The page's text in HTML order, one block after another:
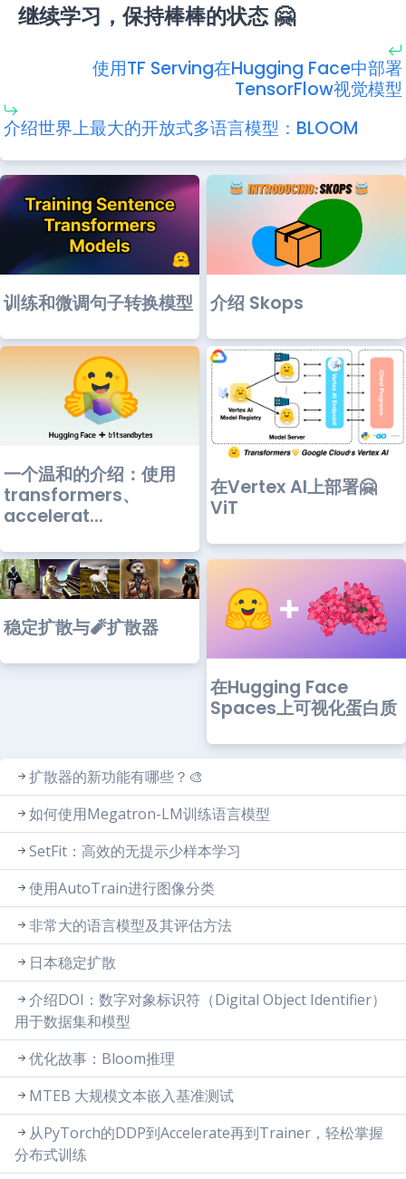
继续学习，保持棒棒的状态 🤗
使用TF Serving在Hugging Face中部署
TensorFlow视觉模型
介绍世界上最大的开放式多语言模型：BLOOM
训练和微调句子转换模型 介绍 Skops
一个温和的介绍：使用
transformers、
accelerat...
在Vertex AI上部署🤗
ViT
稳定扩散与🧨扩散器
在Hugging Face
Spaces上可视化蛋白质
扩散器的新功能有哪些？🎨
如何使用Megatron-LM训练语言模型
SetFit：高效的无提示少样本学习
使用AutoTrain进行图像分类
非常大的语言模型及其评估方法
日本稳定扩散
介绍DOI：数字对象标识符（Digital Object Identifier）
用于数据集和模型
优化故事：Bloom推理
MTEB 大规模文本嵌入基准测试
从PyTorch的DDP到Accelerate再到Trainer，轻松掌握
分布式训练